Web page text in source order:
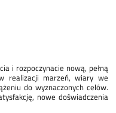
i rozpoczynacie nową, pełną
realizacji marzeń, wiary we
do wyznaczonych celów.
nowe doświadczenia